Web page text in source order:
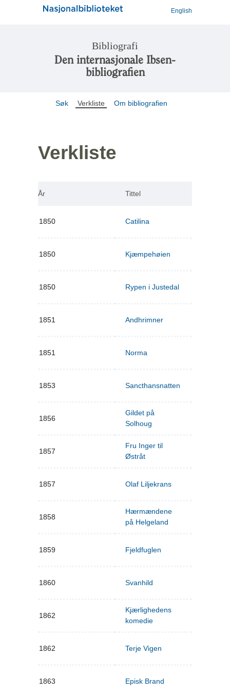
English
Bibliografi
Den internasjonale Ibsen-
bibliografien
Søk Verkliste Om bibliografien
Verkliste
År Tittel
1850 Catilina
1850 Kjæmpehøien
1850 Rypen i Justedal
1851 Andhrimner
1851 Norma
1853 Sancthansnatten
1856
Gildet på
Solhoug
1857
Fru Inger til
Østråt
1857 Olaf Liljekrans
1858
Hærmændene
på Helgeland
1859 Fjeldfuglen
1860 Svanhild
1862
Kjærlighedens
komedie
1862 Terje Vigen
1863 Episk Brand